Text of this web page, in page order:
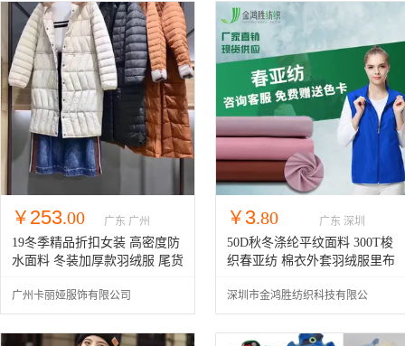
￥ 253.00 广东 广州
19冬季精品折扣女装 高密度防
水面料 冬装加厚款羽绒服 尾货
广州卡丽娅服饰有限公司
￥ 3.80 广东 深圳
50D秋冬涤纶平纹面料 300T梭
织春亚纺 棉衣外套羽绒服里布
深圳市金鸿胜纺织科技有限公
司